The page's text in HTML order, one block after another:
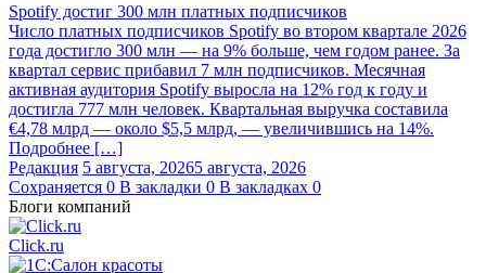
Spotify достиг 300 млн платных подписчиков
Число платных подписчиков Spotify во втором квартале 2026
года достигло 300 млн — на 9% больше, чем годом ранее. За
квартал сервис прибавил 7 млн подписчиков. Месячная
активная аудитория Spotify выросла на 12% год к году и
достигла 777 млн человек. Квартальная выручка составила
€4,78 млрд — около $5,5 млрд, — увеличившись на 14%.
Подробнее […]
Редакция 5 августа, 20265 августа, 2026
Сохраняется 0 В закладки 0 В закладках 0
Блоги компаний
Click.ru